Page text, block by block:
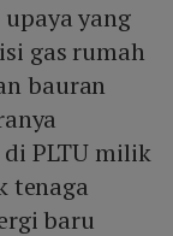
yang
gas rumah
bauran
PLTU milik
tenaga
baru